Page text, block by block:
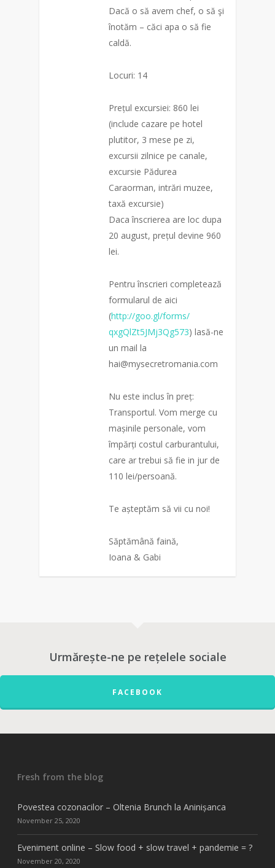
Dacă o să avem chef, o să şi
înotăm – căci apa o să fie
caldă.
Locuri: 14
Prețul excursiei: 860 lei
(include cazare pe hotel
plutitor, 3 mese pe zi,
excursii zilnice pe canale,
excursie Pădurea
Caraorman, intrări muzee,
taxă excursie)
Daca înscrierea are loc dupa
20 august, prețul devine 960
lei.
Pentru înscrieri completează
formularul de aici
(http://goo.gl/forms/
qxgQlZt5JMj3Qg573) lasă-ne
un mail la
hai@mysecretromania.com
Nu este inclus în preț:
Transportul. Vom merge cu
mașinile personale, vom
împărți costul carburantului,
care ar trebui să fie in jur de
110 lei/persoană.
Te așteptăm să vii cu noi!
Săptămână faină,
Ioana & Gabi
Urmărește-ne pe rețelele sociale
FACEBOOK
Fresh from the blog
Povestea cozonacilor – Oltenia Brunch la Aninișanca
November 25, 2020
Eveniment online – Slow food + slow travel + pandemie = ?
November 20, 2020